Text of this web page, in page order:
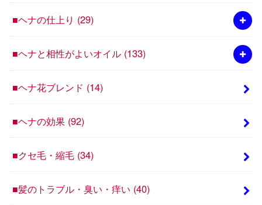
■ヘナの仕上り (29)
■ヘナと相性がよいオイル (133)
■ヘナ花ブレンド (14)
■ヘナの効果 (92)
■クセ毛・縮毛 (34)
■髪のトラブル・臭い・痒い (40)